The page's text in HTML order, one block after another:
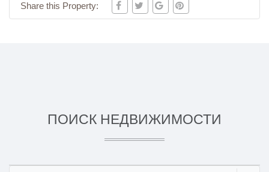
Share this Property:
ПОИСК НЕДВИЖИМОСТИ